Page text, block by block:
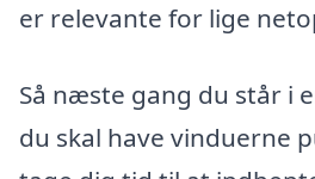
er relevante for lige
Så næste gang du står i
du skal have vinduerne